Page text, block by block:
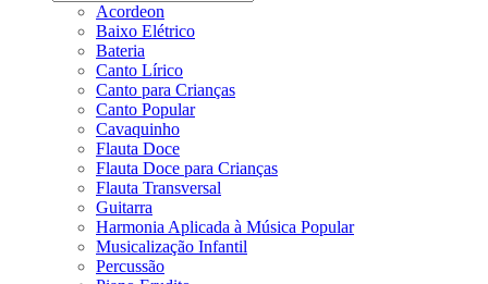
Acordeon
Baixo Elétrico
Bateria
Canto Lírico
Canto para Crianças
Canto Popular
Cavaquinho
Flauta Doce
Flauta Doce para Crianças
Flauta Transversal
Guitarra
Harmonia Aplicada à Música Popular
Musicalização Infantil
Percussão